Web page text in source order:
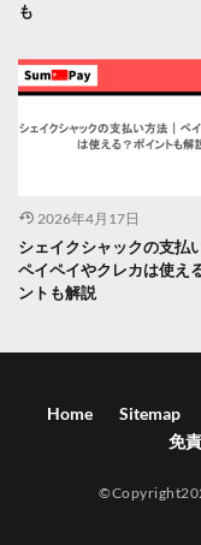
も
2026年4月17日
シェイクシャックの支払
ペイペイやクレカは使え
ントも解説
Home Sitemap
免